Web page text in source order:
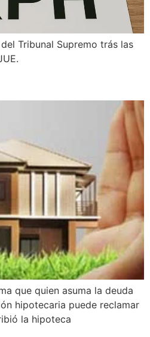
Tribunal Supremo trás las
que quien asuma la deuda
hipotecaria puede reclamar
la hipoteca